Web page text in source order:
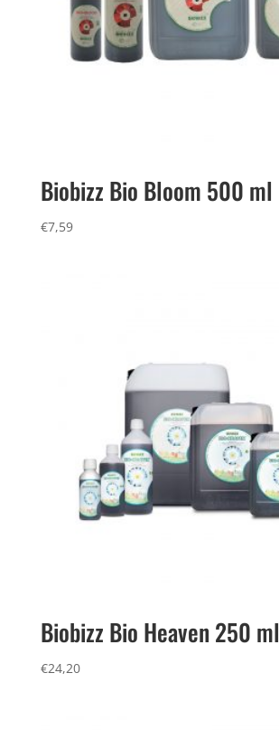
Biobizz Bio Bloom 500 ml
€7,59
Biobizz Bio Heaven 250 ml
€24,20